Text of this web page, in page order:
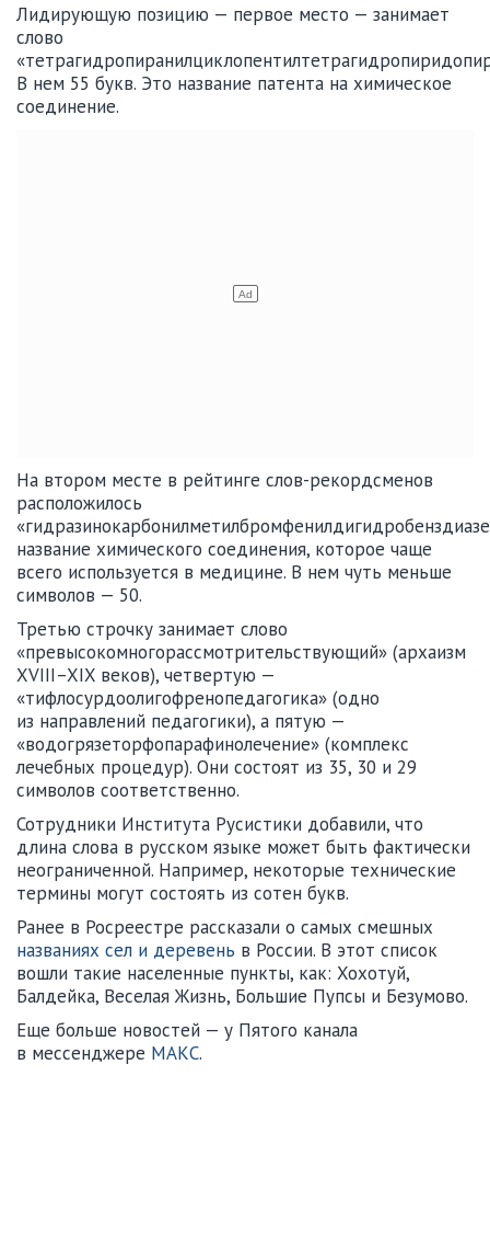
Лидирующую позицию — первое место — занимает
слово
В нем 55 букв. Это название патента на химическое
соединение.
На втором месте в рейтинге слов-рекордсменов
расположилось
название химического соединения, которое чаще
всего используется в медицине. В нем чуть меньше
символов — 50.
Третью строчку занимает слово
«превысокомногорассмотрительствующий» (архаизм
XVIII–XIX веков), четвертую —
«тифлосурдоолигофренопедагогика» (одно
из направлений педагогики), а пятую —
«водогрязеторфопарафинолечение» (комплекс
лечебных процедур). Они состоят из 35, 30 и 29
символов соответственно.
Сотрудники Института Русистики добавили, что
длина слова в русском языке может быть фактически
неограниченной. Например, некоторые технические
термины могут состоять из сотен букв.
Ранее в Росреестре рассказали о самых смешных
названиях сел и деревень в России. В этот список
вошли такие населенные пункты, как: Хохотуй,
Балдейка, Веселая Жизнь, Большие Пупсы и Безумово.
Еще больше новостей — у Пятого канала
в мессенджере МАКС.